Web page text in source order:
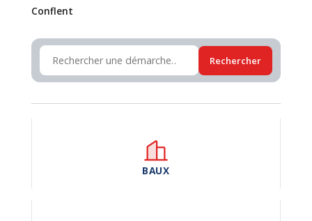
Conflent
Rechercher
BAUX